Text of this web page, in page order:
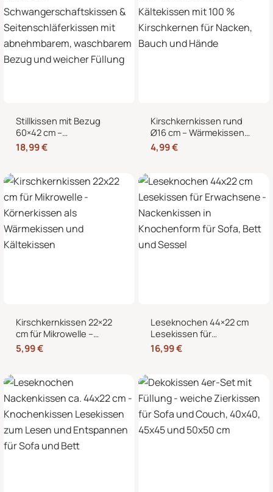
Stillkissen mit Bezug
60×42 cm –
Schwangerschaftskissen
& Seitenschläferkissen
waschbarem Bezug und
18,99€
Kirschkernkissen rund
Ø16 cm – Wärmekissen
und Kältekissen mit 100
% Kirschkernen für
Hände
4,99€
Kirschkernkissen 22×22
cm für Mikrowelle –
Körnerkissen als
Wärmekissen und
5,99€
Leseknochen 44×22 cm
Lesekissen für
Erwachsene –
Nackenkissen in
Bett und Sessel
16,99€